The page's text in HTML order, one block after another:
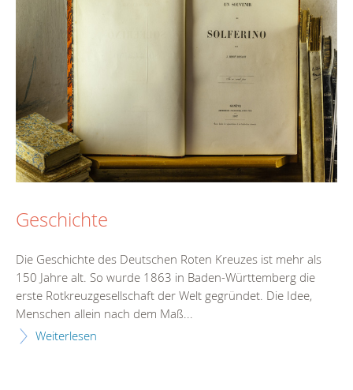
Geschichte
Die Geschichte des Deutschen Roten Kreuzes ist mehr als
150 Jahre alt. So wurde 1863 in Baden-Württemberg die
erste Rotkreuzgesellschaft der Welt gegründet. Die Idee,
Menschen allein nach dem Maß...
Weiterlesen